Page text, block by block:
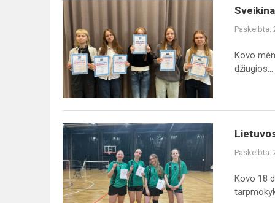
Sveikiname
respublikinio
konkurso
„Jausmas
kaip
Paskelbta:
​Kovo
džiugios...
Lietuvos
mokyklų
žaidynių
Kauno
miesto
Paskelbta:
Kovo 18